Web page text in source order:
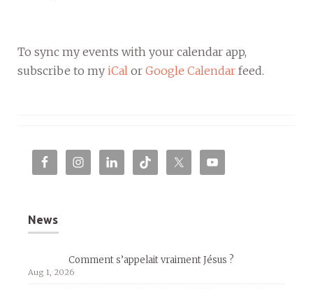
To sync my events with your calendar app,
subscribe to my iCal or Google Calendar feed.
News
Comment s’appelait vraiment Jésus ?
Aug 1, 2026